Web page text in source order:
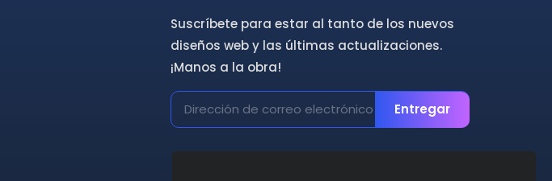
Suscríbete para estar al tanto de los nuevos
diseños web y las últimas actualizaciones.
¡Manos a la obra!
Entregar